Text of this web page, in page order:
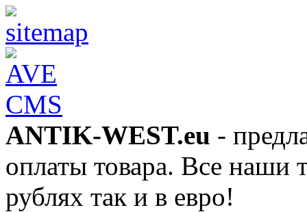
ANTIK-WEST.eu -
оплаты товара. Все наши
рублях так и в евро!